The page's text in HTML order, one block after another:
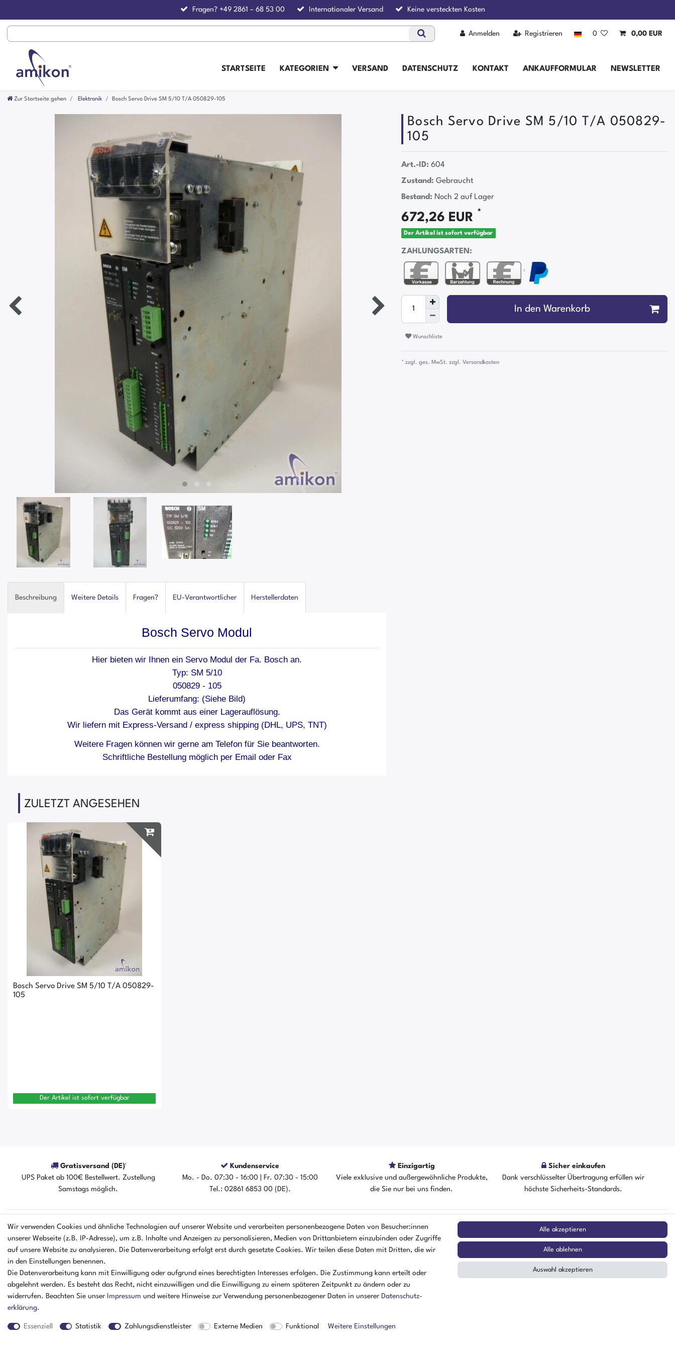
Fragen? +49 2861 – 68 53 00 Internationaler Versand Keine versteckten Kosten
Anmelden Registrieren 0 0,00 EUR
STARTSEITE KATEGORIEN VERSAND DATENSCHUTZ KONTAKT ANKAUFFORMULAR NEWSLETTER
Zur Startseite gehen Elektronik Bosch Servo Drive SM 5/10 T/A 050829-105
Bosch Servo Drive SM 5/10 T/A 050829-
105
Art.-ID: 604
Zustand: Gebraucht
Bestand: Noch 2 auf Lager
672,26 EUR *
Der Artikel ist sofort verfügbar
ZAHLUNGSARTEN:
²
In den Warenkorb
Wunschliste
* zzgl. ges. MwSt. zzgl. Versandkosten
Beschreibung Weitere Details Fragen? EU-Verantwortlicher Herstellerdaten
Bosch Servo Modul
Hier bieten wir Ihnen ein Servo Modul der Fa. Bosch an.
Typ: SM 5/10
050829 - 105
Lieferumfang: (Siehe Bild)
Das Gerät kommt aus einer Lagerauflösung.
Wir liefern mit Express-Versand / express shipping (DHL, UPS, TNT)
Weitere Fragen können wir gerne am Telefon für Sie beantworten.
Schriftliche Bestellung möglich per Email oder Fax
ZULETZT ANGESEHEN
Bosch Servo Drive SM 5/10 T/A 050829-
105
Der Artikel ist sofort verfügbar
Gratisversand (DE)¹
UPS Paket ab 100€ Bestellwert. Zustellung
Samstags möglich.
Kundenservice
Mo. - Do. 07:30 - 16:00 | Fr. 07:30 - 15:00
Tel.: 02861 6853 00 (DE).
Einzigartig
Viele exklusive und außergewöhnliche Produkte,
die Sie nur bei uns finden.
Sicher einkaufen
Dank verschlüsselter Übertragung erfüllen wir
höchste Sicherheits-Standards.
EINKAUFEN
Zahlungsarten
Versandarten & kosten
Warenkorb
Zur Kasse
Hilfe
UNTERNEHMEN
Ankaufformular
Kontakt
Batterieverordnung
AGB
Impressum
ÜBER UNS
AMIKON GMBH
Einsteinstr. 8a
Deutschland
Öffnungszeiten Montag - Donnerstag
Öffnungszeiten Freitag
ZAHLUNGSARTEN
Wir verwenden Cookies und ähnliche Technologien auf unserer Website und verarbeiten personenbezogene Daten von Besucher:innen
unserer Webseite (z.B. IP-Adresse), um z.B. Inhalte und Anzeigen zu personalisieren, Medien von Drittanbietern einzubinden oder Zugriffe
auf unsere Website zu analysieren. Die Datenverarbeitung erfolgt erst durch gesetzte Cookies. Wir teilen diese Daten mit Dritten, die wir
in den Einstellungen benennen.
Die Datenverarbeitung kann mit Einwilligung oder aufgrund eines berechtigten Interesses erfolgen. Die Zustimmung kann erteilt oder
abgelehnt werden. Es besteht das Recht, nicht einzuwilligen und die Einwilligung zu einem späteren Zeitpunkt zu ändern oder zu
widerrufen. Beachten Sie unser Impressum und weitere Hinweise zur Verwendung personenbezogener Daten in unserer Daten­schutz­
erklärung.
Essenziell Statistik Zahlungsdienstleister Externe Medien Funktional Weitere Einstellungen
Alle akzeptieren
Alle ablehnen
Auswahl akzeptieren